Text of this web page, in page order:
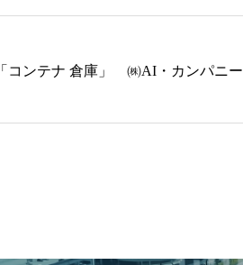
「コンテナ 倉庫」 ㈱AI・カンパニー